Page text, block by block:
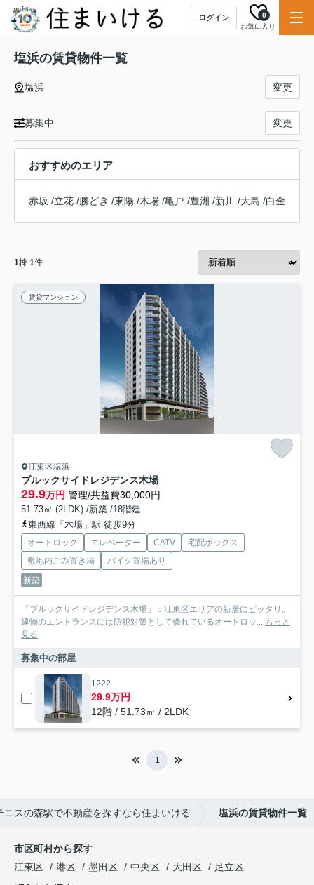
ログイン
お気に入り
0
塩浜の賃貸物件一覧
塩浜 変更
募集中 変更
おすすめのエリア
赤坂 /立花 /勝どき /東陽 /木場 /亀戸 /豊洲 /新川 /大島 /白金
1棟 1件
賃貸マンション
江東区塩浜
ブルックサイドレジデンス木場
29.9万円 管理/共益費30,000円
51.73㎡ (2LDK) /新築 /18階建
東西線「木場」駅 徒歩9分
オートロック エレベーター CATV
宅配ボックス
敷地内ごみ置き場
バイク置場あり
新築
「ブルックサイドレジデンス木場」：江東区エリアの新居にピッタリ。
建物のエントランスには防犯対策として優れているオートロッ... もっと
見る
募集中の部屋
1222
29.9万円
12階 / 51.73㎡ / 2LDK
1
ニスの森駅で不動産を探すなら住まいける 塩浜の賃貸物件一覧
市区町村から探す
江東区
港区 墨田区 中央区 大田区
足立区